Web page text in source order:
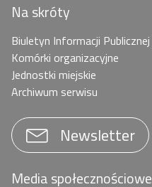
Na skróty
Biuletyn Informacji Publicznej
Komórki organizacyjne
Jednostki miejskie
Archiwum serwisu
Newsletter
Media społecznościowe